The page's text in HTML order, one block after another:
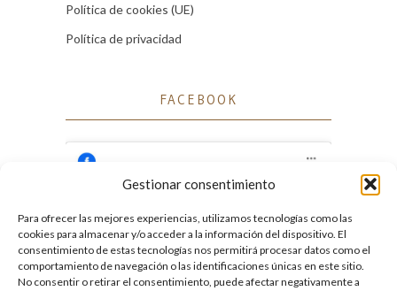
Gestionar consentimiento
Para ofrecer las mejores experiencias, utilizamos tecnologías como las
cookies para almacenar y/o acceder a la información del dispositivo. El
consentimiento de estas tecnologías nos permitirá procesar datos como el
comportamiento de navegación o las identificaciones únicas en este sitio.
No consentir o retirar el consentimiento, puede afectar negativamente a
Política de cookies (UE)
Política de privacidad
FACEBOOK
Facebook
Haz clic para aceptar cookies de marketing
y permitir este contenido